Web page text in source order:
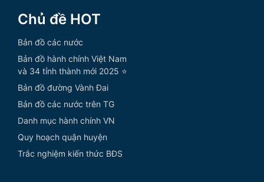
Chủ đề HOT
Bản đồ các nước
Bản đồ hành chính Việt Nam
và 34 tỉnh thành mới 2025 ⭐
Bản đồ đường Vành Đai
Bản đồ các nước trên TG
Danh mục hành chính VN
Quy hoạch quận huyện
Trắc nghiệm kiến thức BĐS